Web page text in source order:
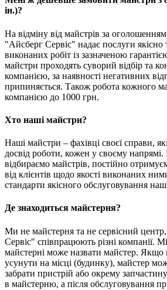
ін.)?
На відміну від майстрів за
"Айсберг Сервіс" надає послуги якісно
виконаних робіт із зазначеною
майстри проходять суворий відбір та
компанією, за наявності негативних
припиняється. Також робота кожного
компанією до 1000 грн.
Хто наші майстри?
Наші майстри – фахівці своєї справи,
досвід роботи, кожен у своєму
відбираємо майстрів, постійно
від клієнтів щодо якості виконаних
стандарти якісного обслуговування
Де знаходиться майстерня?
Ми не майстерня та не сервісний
Сервіс" співпрацюють різні компанії.
майстерні може назвати майстер.
усунути на місці (будинку), майстер
забрати пристрій або окрему
в майстерню, а після обслуговування